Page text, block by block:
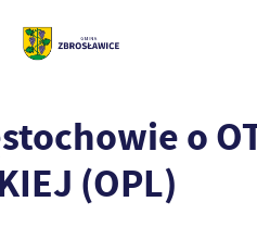
o
(OPL)